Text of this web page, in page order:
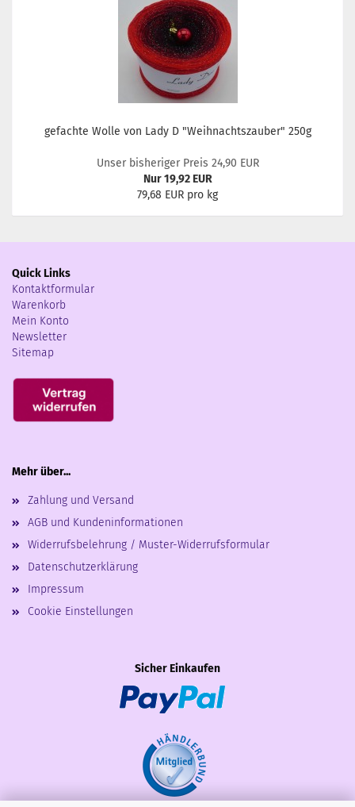
gefachte Wolle von Lady D "Weihnachtszauber" 250g
Unser bisheriger Preis 24,90 EUR
Nur 19,92 EUR
79,68 EUR pro kg
Quick Links
Kontaktformular
Warenkorb
Mein Konto
Newsletter
Sitemap
Mehr über...
Zahlung und Versand
AGB und Kundeninformationen
Widerrufsbelehrung / Muster-Widerrufsformular
Datenschutzerklärung
Impressum
Cookie Einstellungen
Sicher Einkaufen